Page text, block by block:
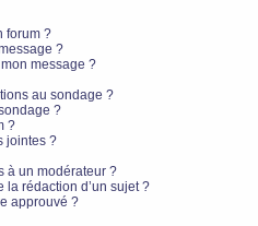
forum ?
?
message ?
au sondage ?
?
?
jointes ?
à un modérateur ?
la rédaction d’un sujet ?
approuvé ?